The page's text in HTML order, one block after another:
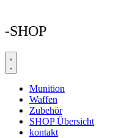
-SHOP
Munition
Waffen
Zubehör
SHOP Übersicht
kontakt